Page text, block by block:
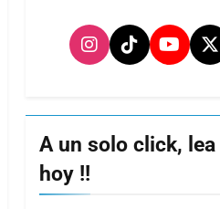
A un solo click,
hoy !!